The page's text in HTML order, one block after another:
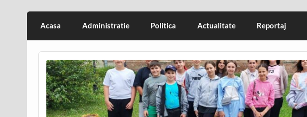
Acasa Administratie Politica Actualitate Reportaj